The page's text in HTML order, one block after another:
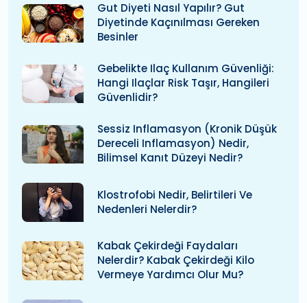
Gut Diyeti Nasıl Yapılır? Gut
Diyetinde Kaçınılması Gereken
Besinler
Gebelikte Ilaç Kullanım Güvenliği:
Hangi Ilaçlar Risk Taşır, Hangileri
Güvenlidir?
Sessiz Inflamasyon (kronik Düşük
Dereceli Inflamasyon) Nedir,
Bilimsel Kanıt Düzeyi Nedir?
Klostrofobi Nedir, Belirtileri Ve
Nedenleri Nelerdir?
Kabak Çekirdeği Faydaları
Nelerdir? Kabak Çekirdeği Kilo
Vermeye Yardımcı Olur Mu?